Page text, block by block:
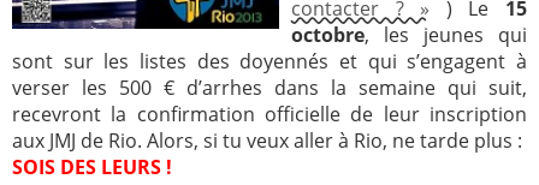
Groupe
Repères
Groupe
Diaconia
Nouvelles
d'Orient
Divers
Tags
—
contacter ? » ) Le 15
octobre, les jeunes qui
sont sur les listes des doyennés et qui s’engagent à
verser les 500 € d’arrhes dans la semaine qui suit,
recevront la confirmation officielle de leur inscription
aux JMJ de Rio. Alors, si tu veux aller à Rio, ne tarde plus :
SOIS DES LEURS !